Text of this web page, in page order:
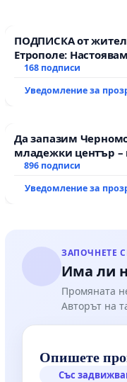
ПОДПИСКА от
Етрополе:
гаранции от
всички екологични
168 подписи
Уведомление за
Да запазим
младежки център –
за младите на Варна
896 подписи
Уведомление за
ЗАПОЧНЕТЕ
Има ли
Промяната
Авторът на
Опишете
Със